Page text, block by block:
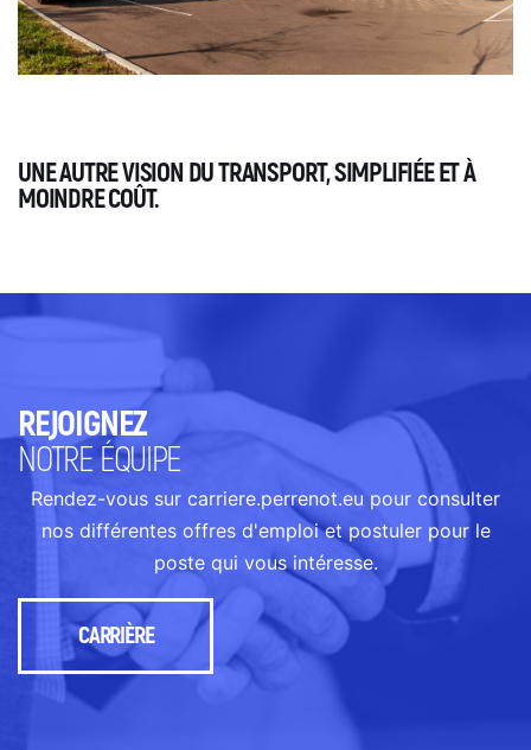
UNE AUTRE VISION DU TRANSPORT, SIMPLIFIÉE ET À
MOINDRE COÛT.
REJOIGNEZ
NOTRE ÉQUIPE
Rendez-vous sur carriere.perrenot.eu pour consulter
nos différentes offres d'emploi et postuler pour le
poste qui vous intéresse.
CARRIÈRE